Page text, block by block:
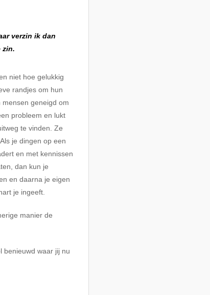
verzin ik dan
zin.
niet hoe gelukkig
randjes om hun
mensen geneigd om
probleem en lukt
te vinden. Ze
je dingen op een
en met kennissen
dan kun je
en daarna je eigen
je ingeeft.
manier de
benieuwd waar jij nu